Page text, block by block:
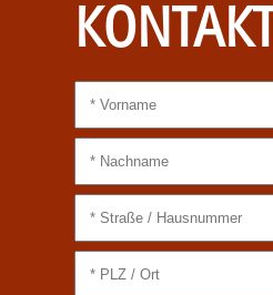
KONTAKT